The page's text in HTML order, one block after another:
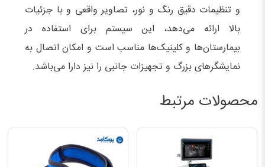
و تنظیمات دقیق رنگ و نور، تصاویر واقعی و با جزئیات
بالا ارائه می‌دهد، این سیستم برای استفاده در
بیمارستان‌ها و کلینیک‌ها مناسب است و امکان اتصال به
نمایشگرهای بزرگ و تجهیزات جانبی را نیز دارا می‌باشد.
محصولات مرتبط